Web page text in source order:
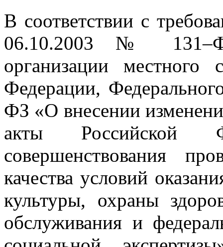
В соответствии с
06.10.2003 №
организации местного
Федерации,
ФЗ «О внесении
акты Российской
совершенствования
качества условий
культуры, охраны
обслуживания и